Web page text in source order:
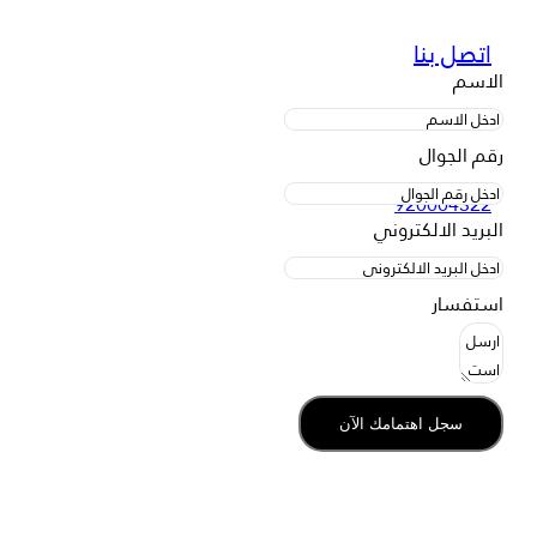
اتصل بنا
920004322
الاسم
رقم الجوال
البريد الالكتروني
استفسار
سجل اهتمامك الآن